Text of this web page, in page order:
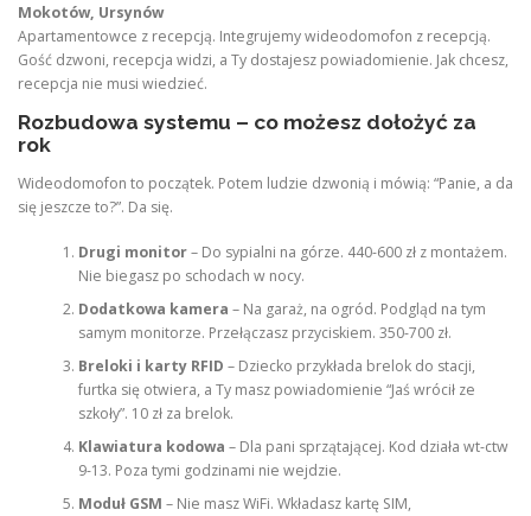
Mokotów, Ursynów
Apartamentowce z recepcją. Integrujemy wideodomofon z recepcją.
Gość dzwoni, recepcja widzi, a Ty dostajesz powiadomienie. Jak chcesz,
recepcja nie musi wiedzieć.
Rozbudowa systemu – co możesz dołożyć za
rok
Wideodomofon to początek. Potem ludzie dzwonią i mówią: “Panie, a da
się jeszcze to?”. Da się.
Drugi monitor– Do sypialni na górze. 440-600 zł z montażem.
Nie biegasz po schodach w nocy.
Dodatkowa kamera – Na garaż, na ogród. Podgląd na tym
samym monitorze. Przełączasz przyciskiem. 350-700 zł.
Breloki i karty RFID – Dziecko przykłada brelok do stacji,
furtka się otwiera, a Ty masz powiadomienie “Jaś wrócił ze
szkoły”. 10 zł za brelok.
Klawiatura kodowa – Dla pani sprzątającej. Kod działa wt-ctw
9-13. Poza tymi godzinami nie wejdzie.
Moduł GSM – Nie masz WiFi. Wkładasz kartę SIM,